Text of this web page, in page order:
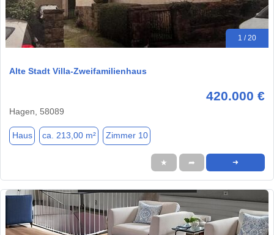
1 / 20
Alte Stadt Villa-Zweifamilienhaus
420.000 €
Hagen, 58089
Haus ca. 213,00 m² Zimmer 10
★ ➦ ➜